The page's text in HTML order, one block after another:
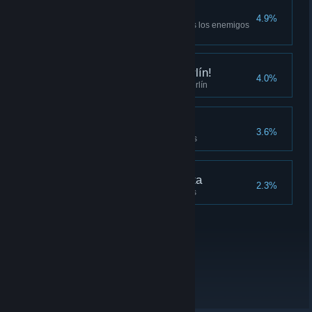
4.9%
Usa magia antigua contra todos los enemigos
4.0%
¡Por las barbas de Merlín!
Resuelve todos enigmas de Merlín
3.6%
Cría todos los tipos de animales
2.3%
Edición de coleccionista
Completa todas las colecciones